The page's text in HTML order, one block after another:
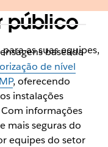
público
as suas equipes,
baseada
de nível
, oferecendo
instalações
informações
mais seguras do
equipes do setor